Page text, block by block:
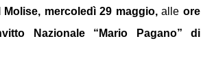
Molise, mercoledì 29 maggio, alle ore
Nazionale “Mario Pagano” di